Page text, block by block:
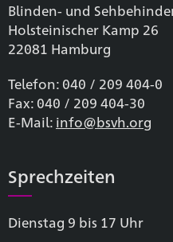
Blinden- und
Holsteinischer Kamp 26
22081 Hamburg
Telefon: 040 / 209 404-0
Fax: 040 / 209 404-30
E-Mail: info@bsvh.org
Sprechzeiten
Dienstag 9 bis 17 Uhr